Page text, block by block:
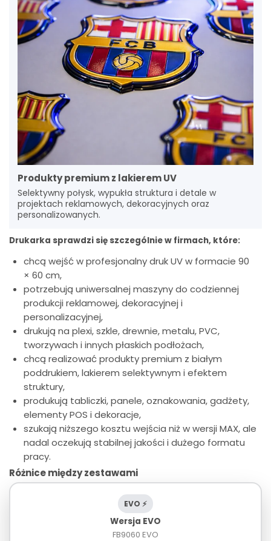
Produkty premium z lakierem UV
Selektywny połysk, wypukła struktura i detale w
projektach reklamowych, dekoracyjnych oraz
personalizowanych.
Drukarka sprawdzi się szczególnie w firmach, które:
chcą wejść w profesjonalny druk UV w formacie 90
× 60 cm,
potrzebują uniwersalnej maszyny do codziennej
produkcji reklamowej, dekoracyjnej i
personalizacyjnej,
drukują na plexi, szkle, drewnie, metalu, PVC,
tworzywach i innych płaskich podłożach,
chcą realizować produkty premium z białym
poddrukiem, lakierem selektywnym i efektem
struktury,
produkują tabliczki, panele, oznakowania, gadżety,
elementy POS i dekoracje,
szukają niższego kosztu wejścia niż w wersji MAX, ale
nadal oczekują stabilnej jakości i dużego formatu
pracy.
Różnice między zestawami
EVO ⚡
Wersja EVO
FB9060 EVO